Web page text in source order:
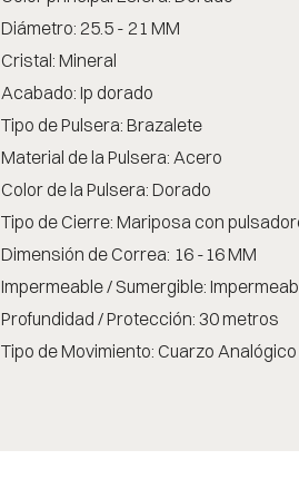
Diámetro: 25.5 - 21 MM
Cristal: Mineral
Acabado: Ip dorado
Tipo de Pulsera: Brazalete
Material de la Pulsera: Acero
Color de la Pulsera: Dorado
Tipo de Cierre: Mariposa con
Dimensión de Correa: 16 -16 MM
Impermeable / Sumergible:
Profundidad / Protección: 30 metros
Tipo de Movimiento: Cuarzo Analógico